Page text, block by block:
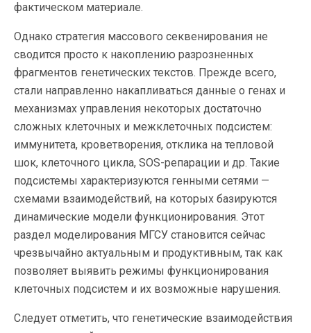
фактическом материале.
Однако стратегия массового секвенирования не
сводится просто к накоплению разрозненных
фрагментов генетических текстов. Прежде всего,
стали направленно накапливаться данные о генах и
механизмах управления некоторых достаточно
сложных клеточных и межклеточных подсистем:
иммунитета, кроветворения, отклика на тепловой
шок, клеточного цикла, SOS-репарации и др. Такие
подсистемы характеризуются генными сетями —
схемами взаимодействий, на которых базируются
динамические модели функционирования. Этот
раздел моделирования МГСУ становится сейчас
чрезвычайно актуальным и продуктивным, так как
позволяет выявить режимы функционирования
клеточных подсистем и их возможные нарушения.
Следует отметить, что генетические взаимодействия